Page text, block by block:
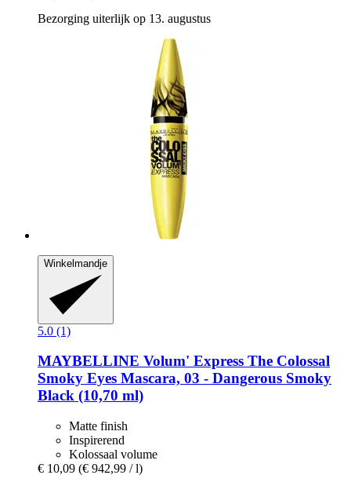
Bezorging uiterlijk op 13. augustus
Winkelmandje
5.0 (1)
MAYBELLINE Volum' Express The Colossal
Smoky Eyes Mascara, 03 -​ Dangerous Smoky
Black (10,70 ml)
Matte finish
Inspirerend
Kolossaal volume
€ 10,09 (€ 942,99 / l)